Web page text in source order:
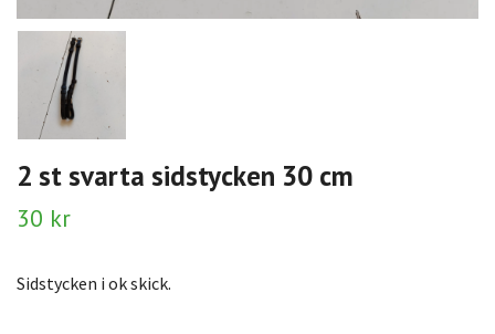
2 st svarta sidstycken 30 cm
30 kr
Sidstycken i ok skick.